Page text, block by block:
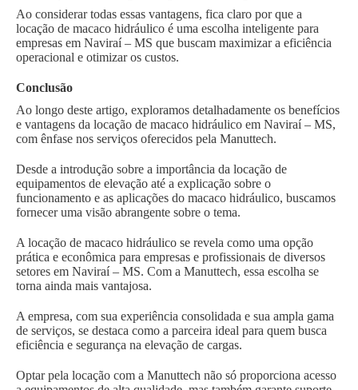
Ao considerar todas essas vantagens, fica claro por que a
locação de macaco hidráulico é uma escolha inteligente para
empresas em Naviraí – MS que buscam maximizar a eficiência
operacional e otimizar os custos.
Conclusão
Ao longo deste artigo, exploramos detalhadamente os benefícios
e vantagens da locação de macaco hidráulico em Naviraí – MS,
com ênfase nos serviços oferecidos pela Manuttech.
Desde a introdução sobre a importância da locação de
equipamentos de elevação até a explicação sobre o
funcionamento e as aplicações do macaco hidráulico, buscamos
fornecer uma visão abrangente sobre o tema.
A locação de macaco hidráulico se revela como uma opção
prática e econômica para empresas e profissionais de diversos
setores em Naviraí – MS. Com a Manuttech, essa escolha se
torna ainda mais vantajosa.
A empresa, com sua experiência consolidada e sua ampla gama
de serviços, se destaca como a parceira ideal para quem busca
eficiência e segurança na elevação de cargas.
Optar pela locação com a Manuttech não só proporciona acesso